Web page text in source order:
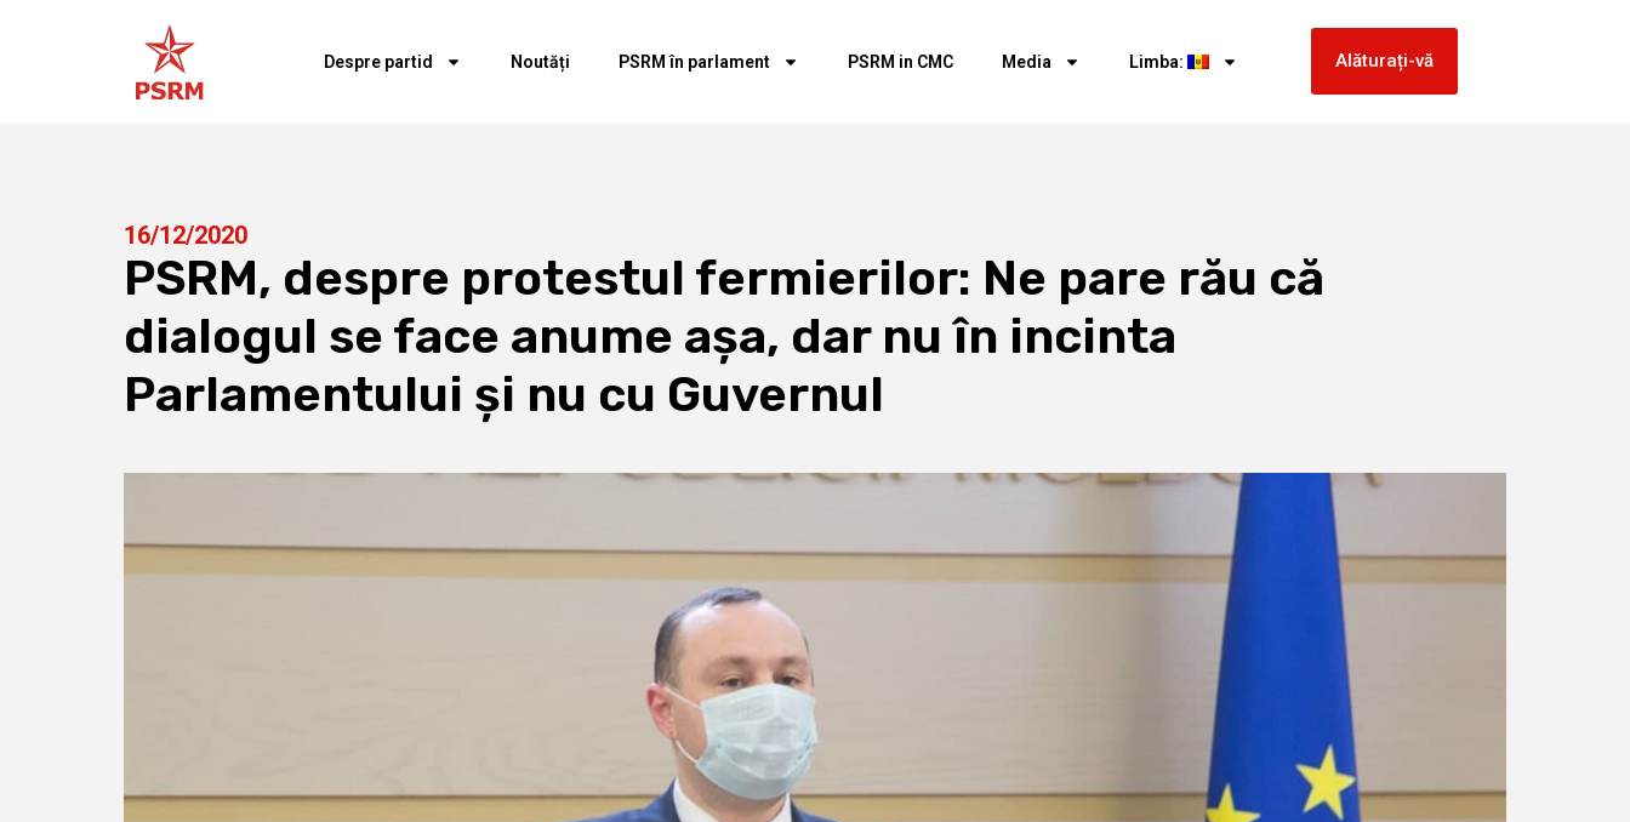
Despre partid Noutăți PSRM în parlament PSRM in CMC Media Limba: Alăturați-vă
16/12/2020
PSRM, despre protestul fermierilor: Ne pare rău că
dialogul se face anume așa, dar nu în incinta
Parlamentului și nu cu Guvernul